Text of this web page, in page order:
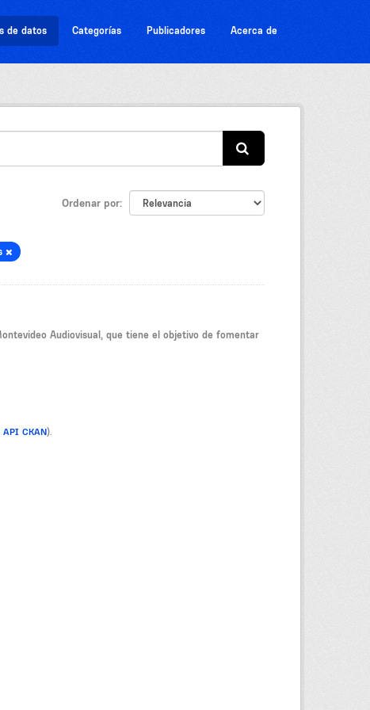
de datos Categorías Publicadores Acerca de
Ordenar por
Audiovisual, que tiene el objetivo de fomentar
API CKAN).